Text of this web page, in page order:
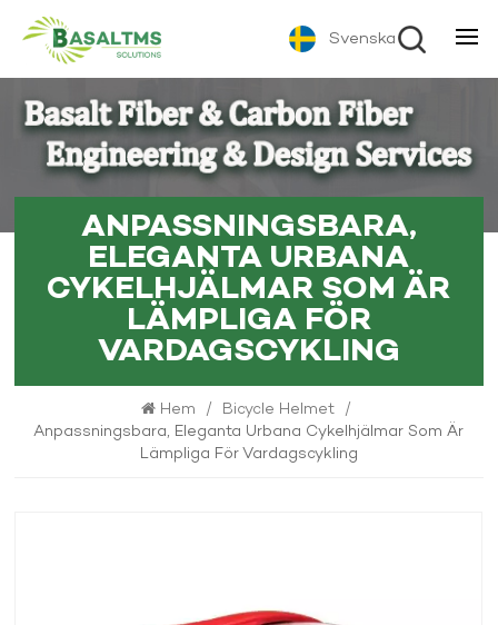
Svenska
ANPASSNINGSBARA,
ELEGANTA URBANA
CYKELHJÄLMAR SOM ÄR
LÄMPLIGA FÖR
VARDAGSCYKLING
Hem / Bicycle Helmet /
Anpassningsbara, Eleganta Urbana Cykelhjälmar Som Är
Lämpliga För Vardagscykling